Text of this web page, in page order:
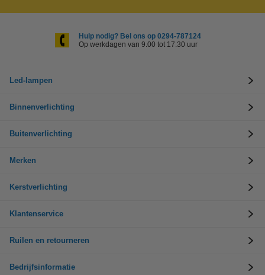
Hulp nodig? Bel ons op 0294-787124
Op werkdagen van 9.00 tot 17.30 uur
Led-lampen
Binnenverlichting
Buitenverlichting
Merken
Kerstverlichting
Klantenservice
Ruilen en retourneren
Bedrijfsinformatie